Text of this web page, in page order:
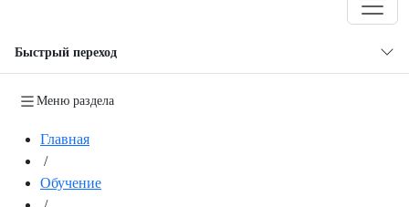
Быстрый переход
Меню раздела
Главная
/
Обучение